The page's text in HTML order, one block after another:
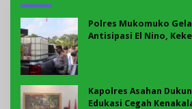
Polres Mukomuko
Antisipasi El Nino,
Kapolres Asahan
Edukasi Cegah